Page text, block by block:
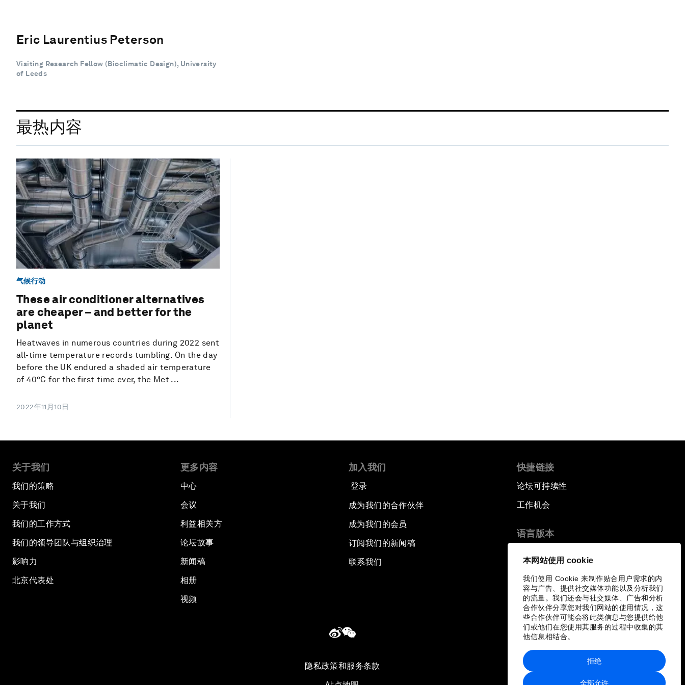
本网站使用 cookie
我们使用 Cookie 来制作贴合用户需求的内
容与广告、提供社交媒体功能以及分析我们
的流量。我们还会与社交媒体、广告和分析
合作伙伴分享您对我们网站的使用情况，这
些合作伙伴可能会将此类信息与您提供给他
们或他们在您使用其服务的过程中收集的其
他信息相结合。
全部允许
拒绝
Eric Laurentius Peterson
Visiting Research Fellow (Bioclimatic Design), University
of Leeds
最热内容
气候行动
These air conditioner alternatives
are cheaper – and better for the
planet
Heatwaves in numerous countries during 2022 sent
all-time temperature records tumbling. On the day
before the UK endured a shaded air temperature
of 40°C for the first time ever, the Met ...
2022年11月10日
关于我们
我们的策略
关于我们
我们的工作方式
我们的领导团队与组织治理
影响力
北京代表处
更多内容
中心
会议
利益相关方
论坛故事
新闻稿
相册
视频
加入我们
登录
成为我们的合作伙伴
成为我们的会员
订阅我们的新闻稿
联系我们
快捷链接
论坛可持续性
工作机会
语言版本
隐私政策和服务条款